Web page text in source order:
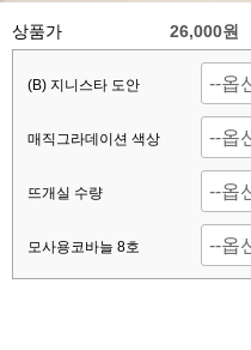
상품가 26,000원
(B) 지니스타 도안
매직그라데이션 색상
뜨개실 수량
모사용코바늘 8호